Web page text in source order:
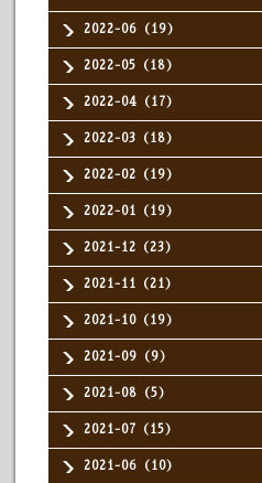
2022-06（19）
2022-05（18）
2022-04（17）
2022-03（18）
2022-02（19）
2022-01（19）
2021-12（23）
2021-11（21）
2021-10（19）
2021-09（9）
2021-08（5）
2021-07（15）
2021-06（10）